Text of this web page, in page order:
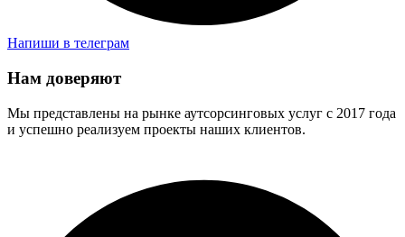
Напиши в телеграм
Нам доверяют
Мы представлены на рынке аутсорсинговых услуг с 2017 года
и успешно реализуем проекты наших клиентов.